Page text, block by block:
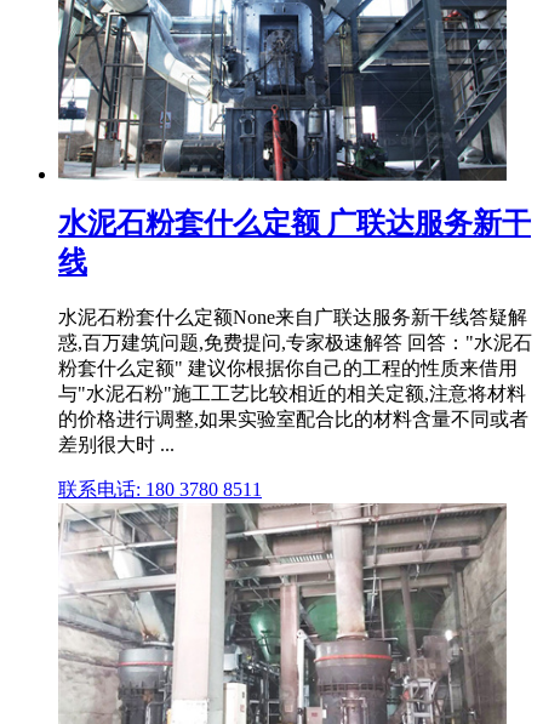
水泥石粉套什么定额 广联达服务新干
线
水泥石粉套什么定额None来自广联达服务新干线答疑解
惑,百万建筑问题,免费提问,专家极速解答 回答："水泥石
粉套什么定额" 建议你根据你自己的工程的性质来借用
与"水泥石粉"施工工艺比较相近的相关定额,注意将材料
的价格进行调整,如果实验室配合比的材料含量不同或者
差别很大时 ...
联系电话: 180 3780 8511